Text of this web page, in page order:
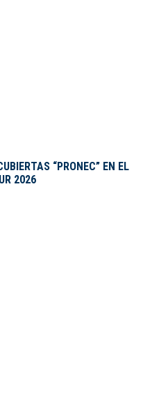
“PRONEC” EN EL
2026